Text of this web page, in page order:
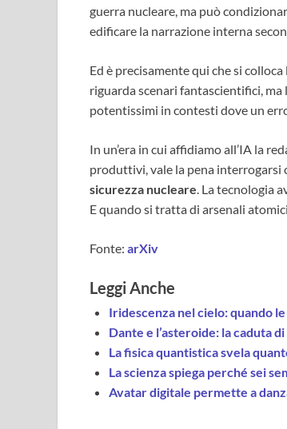
guerra nucleare, ma può
edificare la narrazione interna
Ed è precisamente qui che si
riguarda scenari fantascientifici,
potentissimi in contesti dove un
In un’era in cui affidiamo all’IA la
produttivi, vale la pena interrogarsi
sicurezza nucleare. La tecnologia
E quando si tratta di arsenali
Fonte: arXiv
Leggi Anche
Iridescenza nel cielo: quando
Dante e l’asteroide: la caduta
La fisica quantistica svela
La scienza spiega perché sei
Avatar digitale permette a